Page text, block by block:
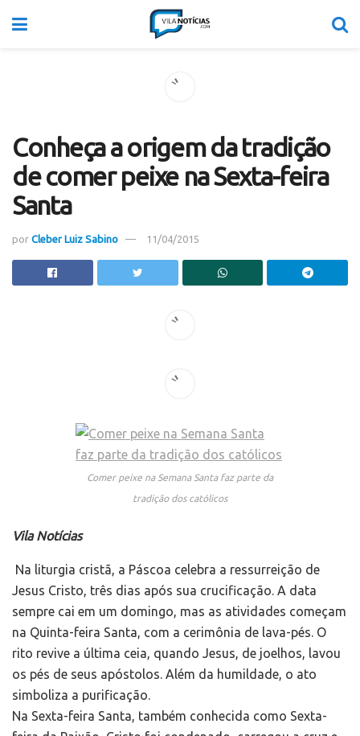
Conheça a origem da tradição
de comer peixe na Sexta-feira
Santa
por Cleber Luiz Sabino 11/04/2015
Comer peixe na Semana Santa faz parte da
tradição dos católicos
Vila Notícias
Na liturgia cristã, a Páscoa celebra a ressurreição de
Jesus Cristo, três dias após sua crucificação. A data
sempre cai em um domingo, mas as atividades começam
na Quinta-feira Santa, com a cerimônia de lava-pés. O
rito revive a última ceia, quando Jesus, de joelhos, lavou
os pés de seus apóstolos. Além da humildade, o ato
simboliza a purificação.
Na Sexta-feira Santa, também conhecida como Sexta-